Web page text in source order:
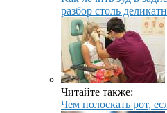
разбор столь
Читайте также:
Чем полоскать рот,